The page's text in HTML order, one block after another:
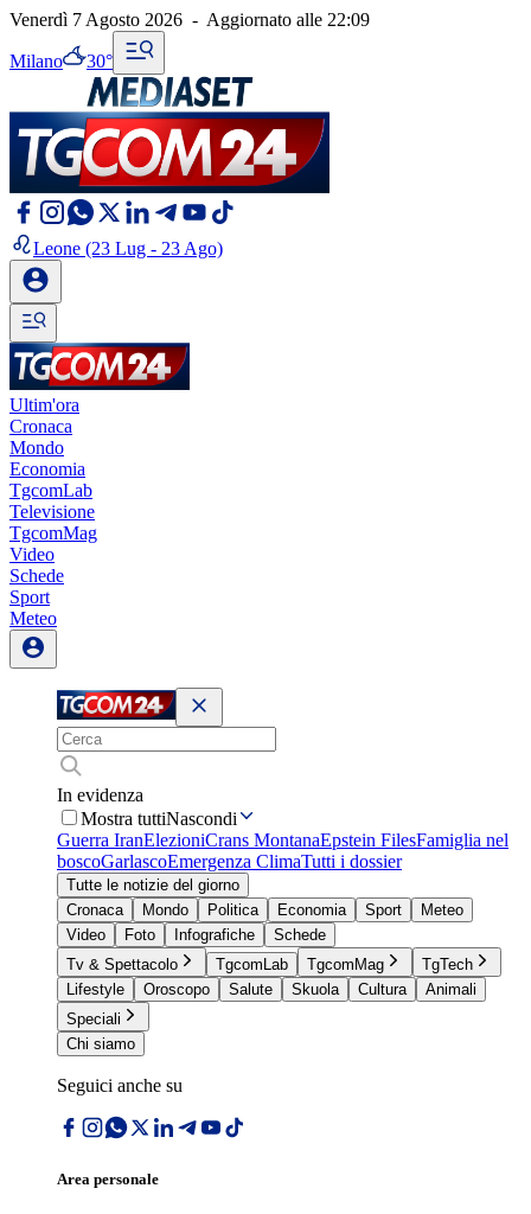
Venerdì 7 Agosto 2026 - Aggiornato alle 22:09
Milano 30°
Leone (23 Lug - 23 Ago)
Ultim'ora
Cronaca
Mondo
Economia
TgcomLab
Televisione
TgcomMag
Video
Schede
Sport
Meteo
In evidenza
Mostra tuttiNascondi
Guerra IranElezioniCrans MontanaEpstein FilesFamiglia nel
boscoGarlascoEmergenza ClimaTutti i dossier
Tutte le notizie del giorno
Cronaca
Mondo Politica Economia Sport
Meteo
Video
Foto Infografiche
Schede
Tv & Spettacolo
TgcomLab TgcomMag
TgTech
Lifestyle
Oroscopo Salute Skuola Cultura
Animali
Speciali
Chi siamo
Seguici anche su
Area personale